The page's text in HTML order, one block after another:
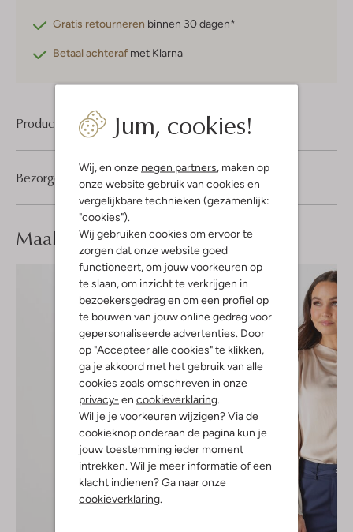
Jum, cookies!
Wij, en onze negen partners , maken op
onze website gebruik van cookies en
vergelijkbare technieken (gezamenlijk:
"cookies").
Wij gebruiken cookies om ervoor te
zorgen dat onze website goed
functioneert, om jouw voorkeuren op
te slaan, om inzicht te verkrijgen in
bezoekersgedrag en om een profiel op
te bouwen van jouw online gedrag voor
gepersonaliseerde advertenties. Door
op "Accepteer alle cookies" te klikken,
ga je akkoord met het gebruik van alle
cookies zoals omschreven in onze
privacy- en cookieverklaring
Wil je je voorkeuren wijzigen? Via de
cookieknop onderaan de pagina kun je
jouw toestemming ieder moment
intrekken. Wil je meer informatie of een
klacht indienen? Ga naar onze
cookieverklaring
Gratis retourneren binnen 30 dagen*
Betaal achteraf met Klarna
Product informatie
Bezorgen & retourneren
Maak jelook compleet